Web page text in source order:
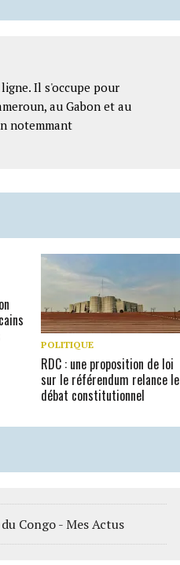
Il s'occupe pour
au Gabon et au
notemmant
POLITIQUE
RDC : une proposition de loi
sur le référendum relance le
débat constitutionnel
Congo - Mes Actus